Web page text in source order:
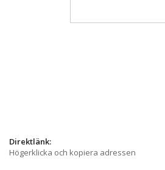
Direktlänk:
Högerklicka och kopiera adressen